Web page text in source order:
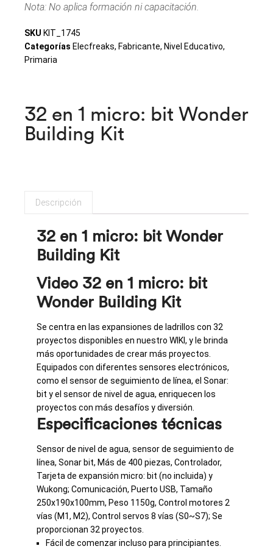
Nota: No aplica formación ni capacitación.
SKU KIT_1745
Categorías Elecfreaks, Fabricante, Nivel Educativo,
Primaria
32 en 1 micro: bit Wonder
Building Kit
Descripción
32 en 1 micro: bit Wonder
Building Kit
Video 32 en 1 micro: bit
Wonder Building Kit
Se centra en las expansiones de ladrillos con 32
proyectos disponibles en nuestro WIKI, y le brinda
más oportunidades de crear más proyectos.
Equipados con diferentes sensores electrónicos,
como el sensor de seguimiento de línea, el Sonar:
bit y el sensor de nivel de agua, enriquecen los
proyectos con más desafíos y diversión.
Especificaciones técnicas
Sensor de nivel de agua, sensor de seguimiento de
línea, Sonar bit, Más de 400 piezas, Controlador,
Tarjeta de expansión micro: bit (no incluida) y
Wukong; Comunicación, Puerto USB, Tamaño
250x190x100mm, Peso 1150g, Control motores 2
vías (M1, M2), Control servos 8 vías (S0~S7); Se
proporcionan 32 proyectos.
Fácil de comenzar incluso para principiantes.